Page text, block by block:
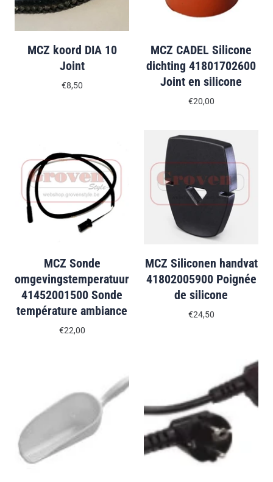
MCZ koord DIA 10
Joint
€8,50
MCZ CADEL Silicone
dichting 41801702600
Joint en silicone
€20,00
MCZ Sonde
omgevingstemperatuur
41452001500 Sonde
température ambiance
€22,00
MCZ Siliconen handvat
41802005900 Poignée
de silicone
€24,50